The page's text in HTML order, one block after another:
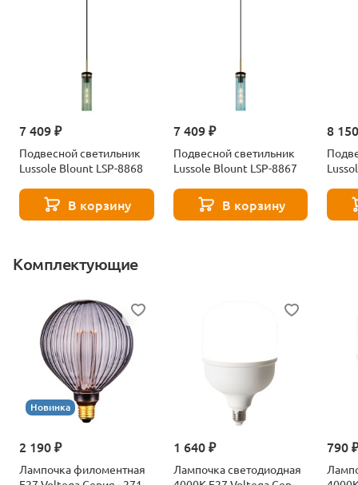
7 409 ₽
Подвесной светильник
Lussole Blount LSP-8868
В корзину
7 409 ₽
Подвесной светильник
Lussole Blount LSP-8867
В корзину
8
Комплектующие
Новинка
2 190 ₽
Лампочка филоментная
1 640 ₽
Лампочка светодиодная
790